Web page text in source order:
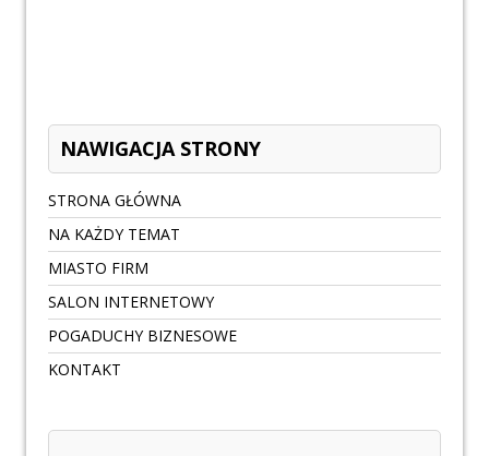
NAWIGACJA STRONY
STRONA GŁÓWNA
NA KAŻDY TEMAT
MIASTO FIRM
SALON INTERNETOWY
POGADUCHY BIZNESOWE
KONTAKT